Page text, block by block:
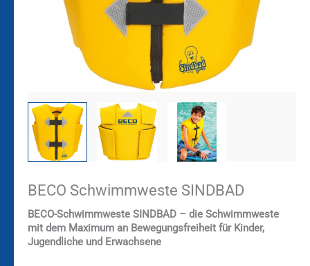
BECO Schwimmweste SINDBAD
BECO-Schwimmweste SINDBAD – die Schwimmweste
mit dem Maximum an Bewegungsfreiheit für Kinder,
Jugendliche und Erwachsene